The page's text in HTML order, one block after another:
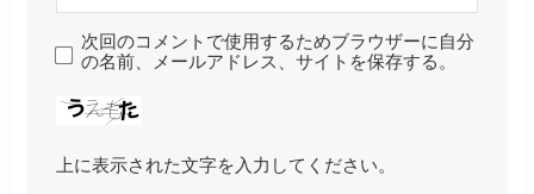
次回のコメントで使用するためブラウザーに自分
の名前、メールアドレス、サイトを保存する。
上に表示された文字を入力してください。